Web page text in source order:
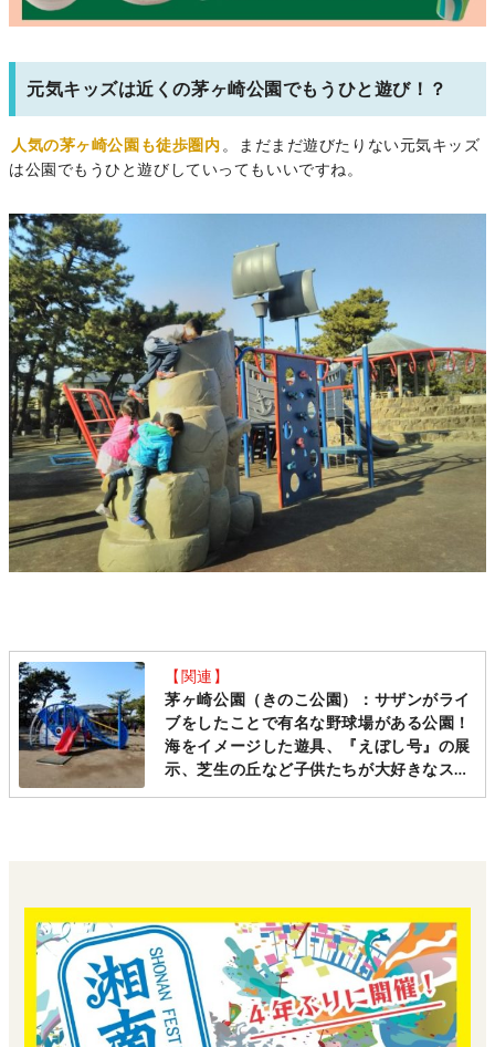
元気キッズは近くの茅ヶ崎公園でもうひと遊び！？
人気の茅ヶ崎公園も徒歩圏内 。まだまだ遊びたりない元気キッズ
は公園でもうひと遊びしていってもいいですね。
【関連】
茅ヶ崎公園（きのこ公園）：サザンがライ
ブをしたことで有名な野球場がある公園！
海をイメージした遊具、『えぼし号』の展
示、芝生の丘など子供たちが大好きなスポ